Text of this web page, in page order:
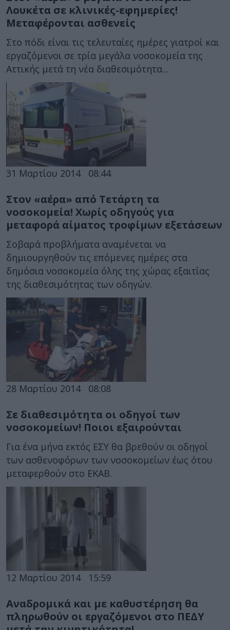
Λουκέτα σε κλινικές-εφημερίες!
Μεταφέρονται ασθενείς
Στο πόδι είναι τις τελευταίες ημέρες γιατροί και
εργαζόμενοι σε τρία μεγάλα νοσοκομεία της
Αττικής μετά τη νέα διαθεσιμότητα...
31 Μαρτίου 2014 08:44
Στον «αέρα» από Τετάρτη τα
νοσοκομεία! Χωρίς οδηγούς για
μεταφορά αίματος τροφίμων εξετάσεων
Σοβαρά προβλήματα αναμένεται να
δημιουργηθούν τις επόμενες ημέρες στα
δημόσια νοσοκομεία όλης της χώρας εξαιτίας
της διαθεσιμότητας των οδηγών.
28 Μαρτίου 2014 08:08
Σε διαθεσιμότητα οι οδηγοί των
νοσοκομείων! Ποιοι εξαιρούνται
Για ένα μήνα εκτός ΕΣΥ θα βρεθούν οι οδηγοί
των ασθενοφόρων των νοσοκομείων έως ότου
μεταφερθούν στο ΕΚΑΒ.
12 Μαρτίου 2014 15:59
Αναδρομικά και με καθυστέρηση θα
πληρωθούν οι εργαζόμενοι στο ΠΕΔΥ